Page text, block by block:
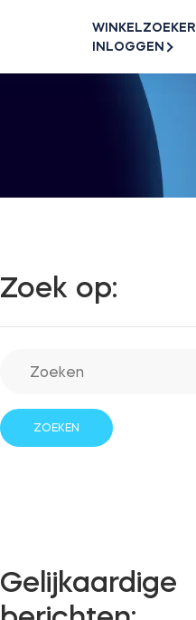
WINKELZOEKER
INLOGGEN
Zoek op:
Gelijkaardige